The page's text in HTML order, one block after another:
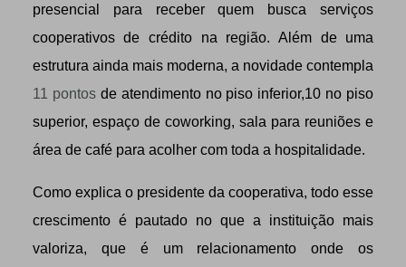
presencial para receber quem busca serviços
cooperativos de crédito na região. Além de uma
estrutura ainda mais moderna, a novidade contempla
11 pontosde atendimento no piso inferior,10 no piso
superior, espaço de coworking, sala para reuniões e
área de café para acolher com toda a hospitalidade.
Como explica o presidente da cooperativa, todo esse
crescimento é pautado no que a instituição mais
valoriza, que é um relacionamento onde os